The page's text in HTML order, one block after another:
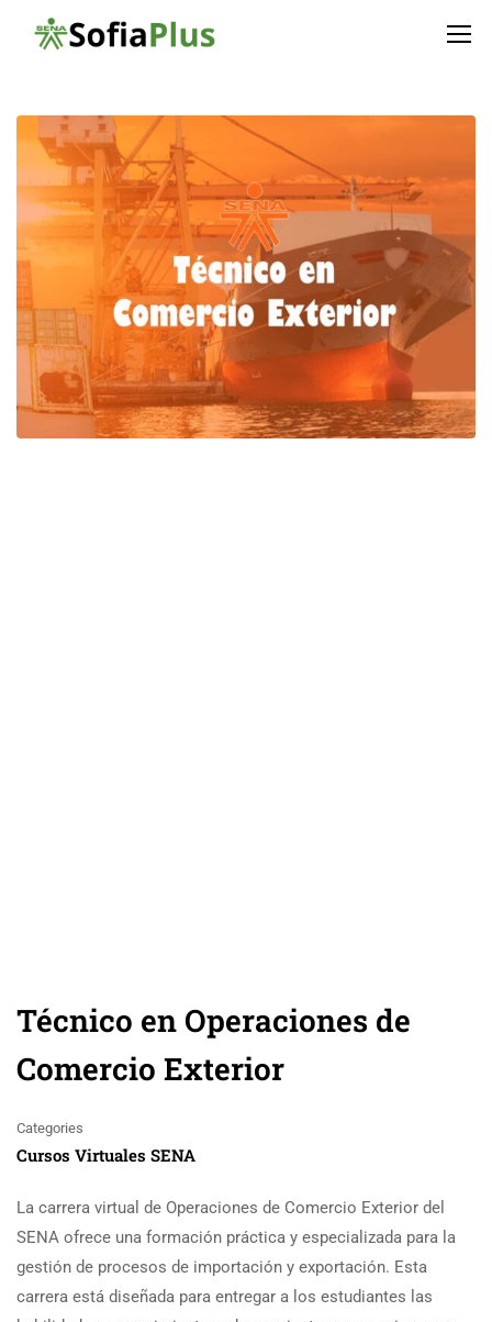
Técnico en Operaciones de
Comercio Exterior
Categories
Cursos Virtuales SENA
La carrera virtual de Operaciones de Comercio Exterior del
SENA ofrece una formación práctica y especializada para la
gestión de procesos de importación y exportación. Esta
carrera está diseñada para entregar a los estudiantes las